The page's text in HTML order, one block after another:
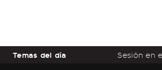
Temas del día Sesión en